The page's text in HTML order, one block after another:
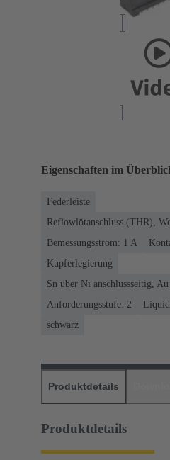
Eigenschaften im
Federleiste
Reflowlötanschluss (THR),
Bemessungsstrom: ‌1 A
Kupferlegierung
Sn über Ni anschlussseitig,
Anforderungsstufe: 2
schwarz
Produktdetails
Produktdetails